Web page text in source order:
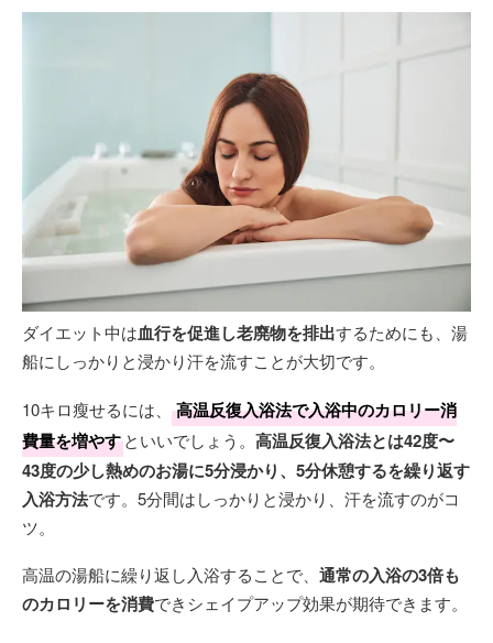
ダイエット中は血行を促進し老廃物を排出するためにも、湯
船にしっかりと浸かり汗を流すことが大切です。
10キロ瘦せるには、
高温反復入浴法で入浴中のカロリー消
費量を増やすといいでしょう。 高温反復入浴法とは42度〜
43度の少し熱めのお湯に5分浸かり、5分休憩するを繰り返す
入浴方法です。5分間はしっかりと浸かり、汗を流すのがコ
ツ。
高温の湯船に繰り返し入浴することで、 通常の入浴の3倍も
のカロリーを消費できシェイプアップ効果が期待できます。